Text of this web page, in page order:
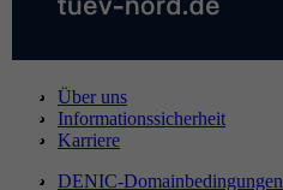
Über uns
Informationssicherheit
Karriere
DENIC-Domainbedingungen